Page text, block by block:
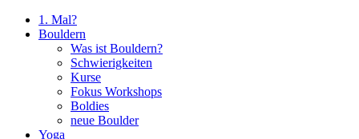
1. Mal?
Bouldern
Was ist Bouldern?
Schwierigkeiten
Kurse
Fokus Workshops
Boldies
neue Boulder
Yoga